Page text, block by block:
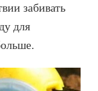
забивать
для